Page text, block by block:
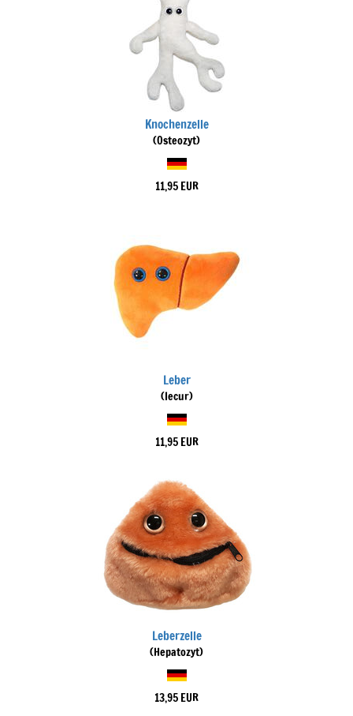
Knochenzelle
(Osteozyt)
11,95 EUR
Leber
(Iecur)
11,95 EUR
Leberzelle
(Hepatozyt)
13,95 EUR